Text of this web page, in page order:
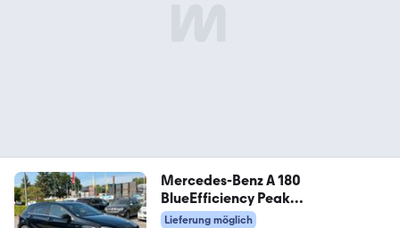
Mercedes-Benz A 180
BlueEfficiency Peak
Garantie*Amg Line*KeyL
Lieferung möglich